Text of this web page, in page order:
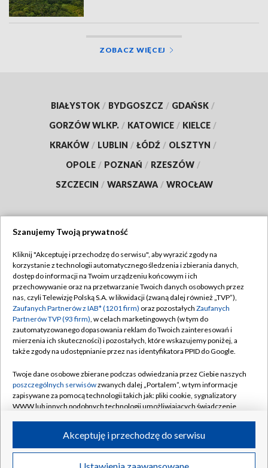
ZOBACZ WIĘCEJ
BIAŁYSTOK / BYDGOSZCZ / GDAŃSK /
GORZÓW WLKP. / KATOWICE / KIELCE /
KRAKÓW / LUBLIN / ŁÓDŹ / OLSZTYN /
OPOLE / POZNAŃ / RZESZÓW /
SZCZECIN / WARSZAWA / WROCŁAW
TVP
Abonament TVP
Emisja w TVP
Centrum informacji TVP
Naziemna Telewizja Cyfrowa
Rada Programowa
System NOS
Informacje o nadawcy
Program dla prasy
Regulamin TVP
Polityka prywatności
Moje zgody
Pomoc
Kontakt
Kanały
©2026 Telewizja Polska S.A. w likwidacji
Szanujemy Twoją prywatność
Kliknij "Akceptuję i przechodzę do serwisu", aby wyrazić zgody na
korzystanie z technologii automatycznego śledzenia i zbierania danych,
dostęp do informacji na Twoim urządzeniu końcowym i ich
przechowywanie oraz na przetwarzanie Twoich danych osobowych przez
nas, czyli Telewizję Polską S.A. w likwidacji (zwaną dalej również „TVP”),
Zaufanych Partnerów z IAB* (1201 firm) oraz pozostałych Zaufanych
Partnerów TVP (93 firm), w celach marketingowych (w tym do
zautomatyzowanego dopasowania reklam do Twoich zainteresowań i
mierzenia ich skuteczności) i pozostałych, które wskazujemy poniżej, a
także zgody na udostępnianie przez nas identyfikatora PPID do Google.
Twoje dane osobowe zbierane podczas odwiedzania przez Ciebie naszych
poszczególnych serwisówzwanych dalej „Portalem”, w tym informacje
zapisywane za pomocą technologii takich jak: pliki cookie, sygnalizatory
WWW lub innych podobnych technologii umożliwiających świadczenie
ruchu w Internecie.
Twoje dane osobowe zbierane podczas odwiedzania przez Ciebie
Akceptuję i przechodzę do serwisu